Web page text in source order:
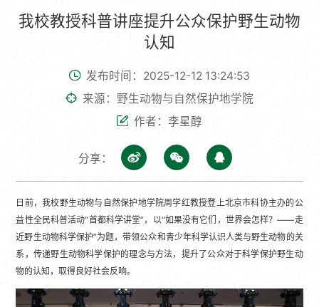
我校教授科普讲座提升公众保护野生动物
认知
发布时间：2025-12-12 13:24:53
来源：野生动物与自然保护地学院
作者：李星醇
分享：
日前，我校野生动物与自然保护地学院周学红教授登上北京市科协主办的公
益性全民科普活动“首都科学讲堂”，以“如果没有它们，世界会怎样？——走
近野生动物科学保护”为题，带领公众和青少年科学认识人类与野生动物的关
系，传递野生动物科学保护的理念与方法，提升了公众对于科学保护野生动
物的认知，取得良好社会反响。